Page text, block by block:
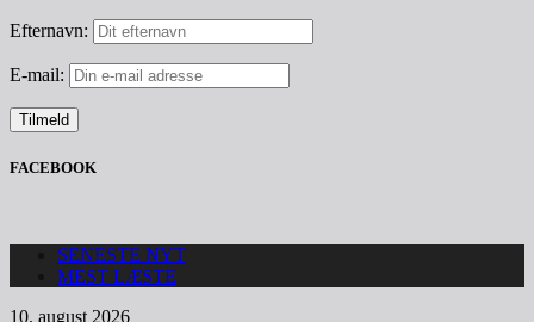
Efternavn:
E-mail:
FACEBOOK
SENESTE NYT
MEST LÆSTE
10. august 2026